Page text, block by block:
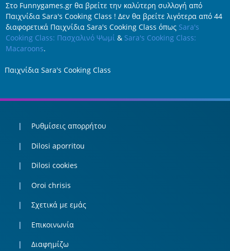
Στο Funnygames.gr θα βρείτε την καλύτερη συλλογή από
Παιχνίδια Sara's Cooking Class ! Δεν θα βρείτε λιγότερα από 44
διαφορετικά Παιχνίδια Sara's Cooking Class όπως Sara's
Cooking Class: Πασχαλινό Ψωμί& Sara's Cooking Class:
Macaroons.
Παιχνίδια Sara's Cooking Class
Ρυθμίσεις απορρήτου
Dilosi aporritou
Dilosi cookies
Oroi chrisis
Σχετικά με εμάς
Επικοινωνία
Διαφημίζω